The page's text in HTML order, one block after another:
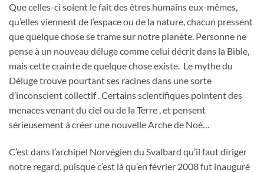
Que celles-ci soient le fait des êtres humains eux-mêmes,
qu’elles viennent de l’espace ou de la nature, chacun pressent
que quelque chose se trame sur notre planète. Personne ne
pense à un nouveau déluge comme celui décrit dans la Bible,
mais cette crainte de quelque chose existe. Le mythe du
Déluge trouve pourtant ses racines dans une sorte
d’inconscient collectif . Certains scientifiques pointent des
menaces venant du ciel ou de la Terre , et pensent
sérieusement à créer une nouvelle Arche de Noé…
C’est dans l’archipel Norvégien du Svalbard qu’il faut diriger
notre regard, puisque c’est là qu’en février 2008 fut inauguré